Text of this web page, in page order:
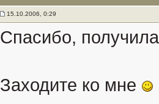
15.10.2006, 0:29
Спасибо,
Заходите ко мне